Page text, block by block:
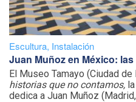
Escultura, Instalación
Juan Muñoz en México:
El Museo Tamayo (Ciudad
historias que no contamos,
dedica a Juan Muñoz